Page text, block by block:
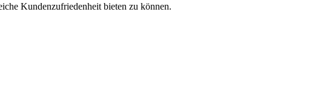
Kundenzufriedenheit bieten zu können.